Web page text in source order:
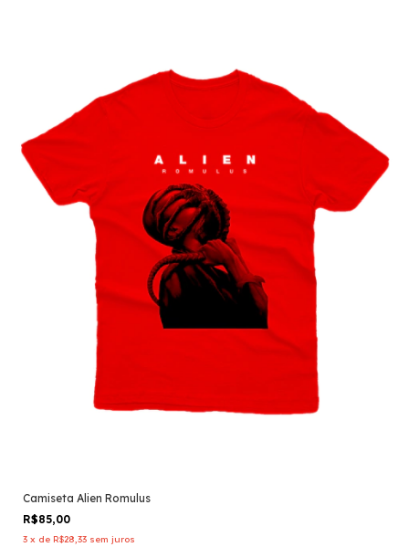
Camiseta Alien Romulus
R$85,00
3 x de R$28,33 sem juros